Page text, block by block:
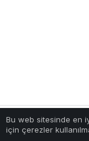
Bu web sitesinde en
için çerezlerAnasayfa